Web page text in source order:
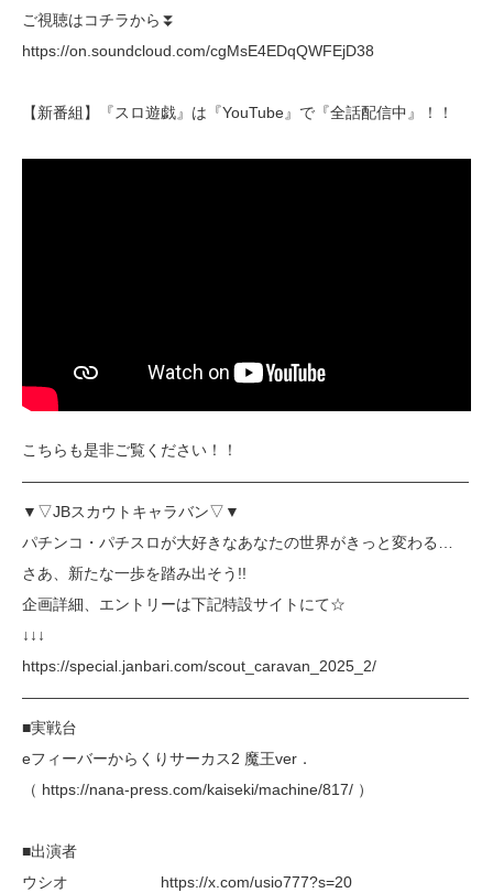
ご視聴はコチラから⏬️
https://on.soundcloud.com/cgMsE4EDqQWFEjD38
【新番組】『スロ遊戯』は『YouTube』で『全話配信中』！！
こちらも是非ご覧ください！！
―――――――――――――――――――――――――――――
▼▽JBスカウトキャラバン▽▼
パチンコ・パチスロが大好きなあなたの世界がきっと変わる…
さあ、新たな一歩を踏み出そう!!
企画詳細、エントリーは下記特設サイトにて☆
↓↓↓
https://special.janbari.com/scout_caravan_2025_2/
―――――――――――――――――――――――――――――
■実戦台
eフィーバーからくりサーカス2 魔王ver．
（ https://nana-press.com/kaiseki/machine/817/ ）
■出演者
ウシオ https://x.com/usio777?s=20